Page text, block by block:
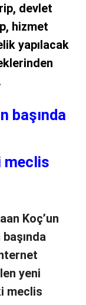
devlet
hizmet
yapılacak
başında
meclis
Koç’un
yeni
meclis